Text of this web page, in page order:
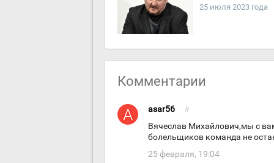
25 июля 2023 года
Комментарии
asar56 #
Вячеслав Михайлович,мы с
болельщиков команда не
25 февраля, 19:04